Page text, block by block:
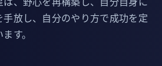
放し、自分のやり方で成功を定
す。